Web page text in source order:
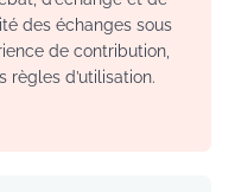
des échanges sous
de contribution,
règles d’utilisation.